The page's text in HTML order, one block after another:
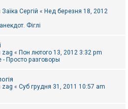
Заїка Сергій « Нед березня 18, 2012
Фіглі
zag « Пон лютого 13, 2012 3:32 pm
- Просто разговоры
zag « Суб грудня 31, 2011 10:57 am